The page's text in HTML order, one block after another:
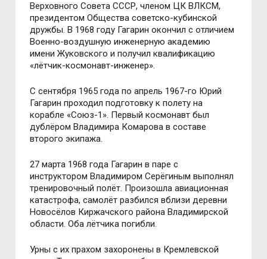
Верховного Совета СССР, членом ЦК ВЛКСМ,
президентом Общества советско-кубинской
дружбы. В 1968 году Гагарин окончил с отличием
Военно-воздушную инженерную академию
имени Жуковского и получил квалификацию
«лётчик-космонавт-инженер».
С сентября 1965 года по апрель 1967-го Юрий
Гагарин проходил подготовку к полету на
корабле «Союз-1». Первый космонавт был
дублёром Владимира Комарова в составе
второго экипажа.
27 марта 1968 года Гагарин в паре с
инструктором Владимиром Серёгиным выполнял
тренировочный полёт. Произошла авиационная
катастрофа, самолёт разбился вблизи деревни
Новосёлов Киржачского района Владимирской
области. Оба лётчика погибли.
Урны с их прахом захоронены в Кремлевской